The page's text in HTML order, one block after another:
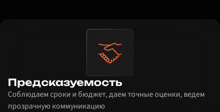
Предсказуемость
Соблюдаем сроки и бюджет, даем точные оценки, ведем
прозрачную коммуникацию